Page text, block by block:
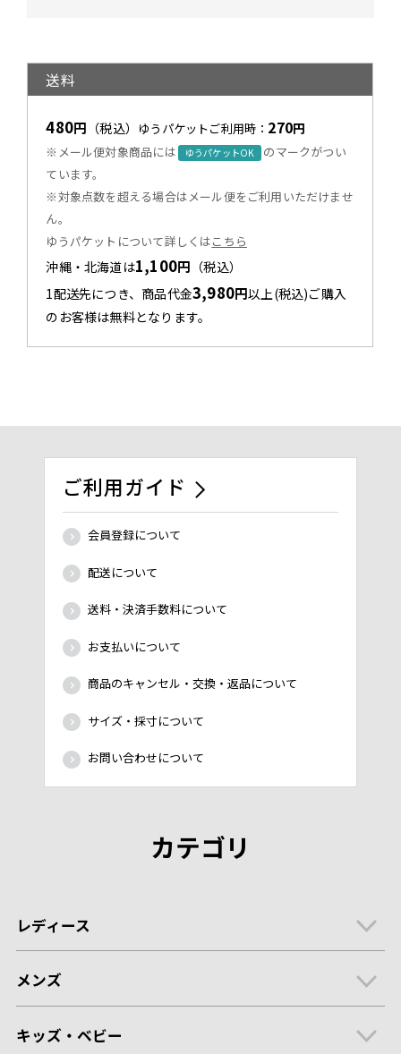
送料
480円 （税込） ゆうパケットご利用時： 270円
※メール便対象商品には ゆうパケットOK
のマークがつい
ています。
※対象点数を超える場合はメール便をご利用いただけませ
ん。
ゆうパケットについて詳しくはこちら
沖縄・北海道は1,100円 （税込）
1配送先につき、商品代金3,980円以上(税込)ご購入
のお客様は無料となります。
ご利用ガイド
会員登録について
配送について
送料・決済手数料について
お支払いについて
商品のキャンセル・交換・返品について
サイズ・採寸について
お問い合わせについて
カテゴリ
レディース
メンズ
キッズ・ベビー